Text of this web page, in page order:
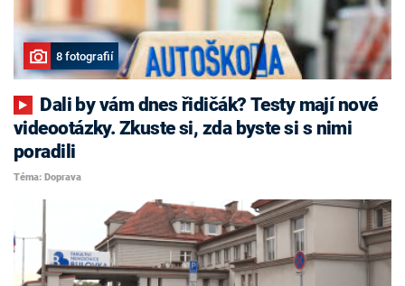
8 fotografií
videootázky. Zkuste si, zda byste si s nimi
poradili
Téma: Doprava